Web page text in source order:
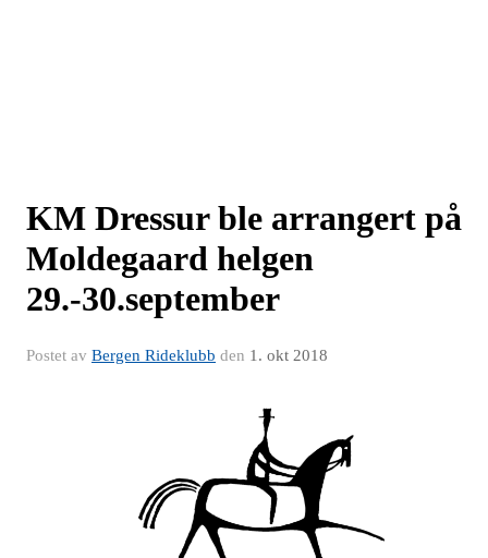
KM Dressur ble arrangert på
Moldegaard helgen
29.-30.september
Postet av Bergen Rideklubb den 1. okt 2018